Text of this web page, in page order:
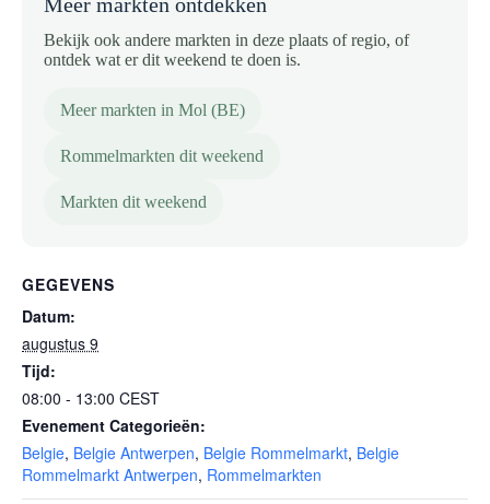
Bekijk ook andere markten in deze plaats of regio, of
ontdek wat er dit weekend te doen is.
Meer markten in Mol (BE)
Rommelmarkten dit weekend
Markten dit weekend
GEGEVENS
Datum:
augustus 9
Tijd:
08:00 - 13:00 CEST
Evenement Categorieën:
Belgie, Belgie Antwerpen, Belgie Rommelmarkt, Belgie
Rommelmarkt Antwerpen, Rommelmarkten